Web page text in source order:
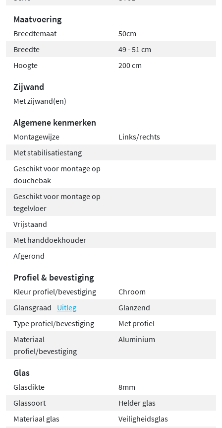
Maatvoering
Breedtemaat
50cm
Breedte
49 - 51 cm
Hoogte
200 cm
Zijwand
Met zijwand(en)
Algemene kenmerken
Montagewijze
Links/rechts
Met stabilisatiestang
Geschikt voor montage op
douchebak
Geschikt voor montage op
tegelvloer
Vrijstaand
Met handdoekhouder
Afgerond
Profiel & bevestiging
Kleur profiel/bevestiging
Chroom
Glansgraad
Uitleg
Glanzend
Type profiel/bevestiging
Met profiel
Materiaal
profiel/bevestiging
Aluminium
Glas
Glasdikte
8mm
Glassoort
Helder glas
Materiaal glas
Veiligheidsglas